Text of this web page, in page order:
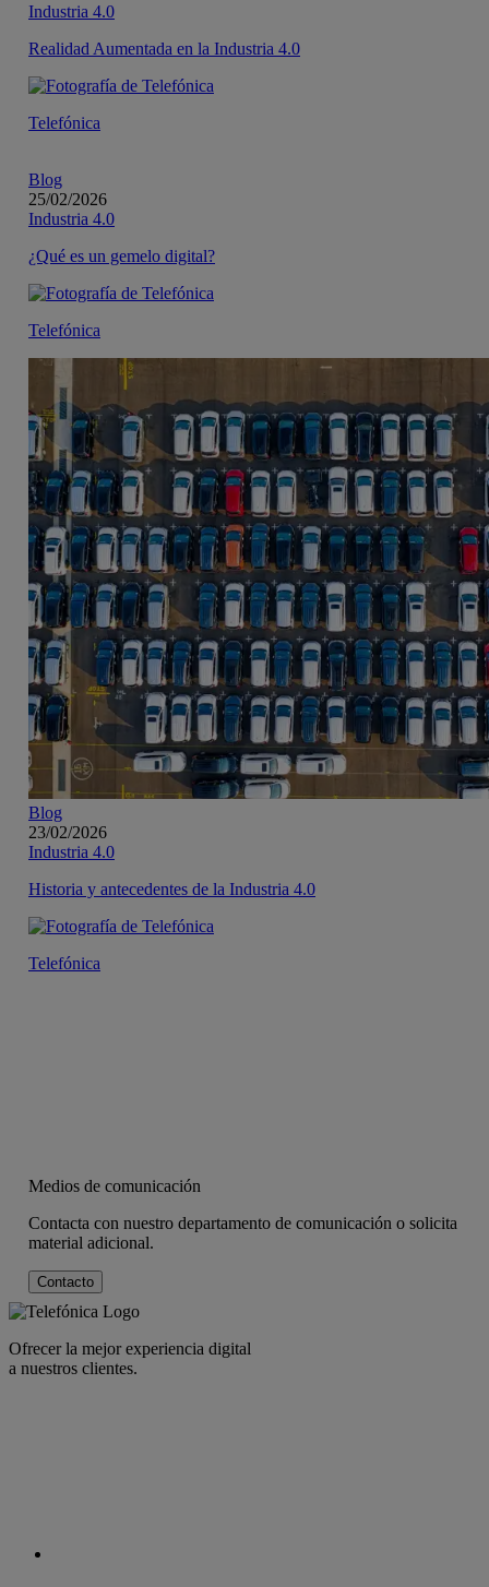
Industria 4.0
Realidad Aumentada en la Industria 4.0
Telefónica
Blog
25/02/2026
Industria 4.0
¿Qué es un gemelo digital?
Telefónica
Blog
23/02/2026
Industria 4.0
Historia y antecedentes de la Industria 4.0
Telefónica
Medios de comunicación
Contacta con nuestro departamento de comunicación o solicita
material adicional.
Contacto
Ofrecer la mejor experiencia digital
a nuestros clientes.